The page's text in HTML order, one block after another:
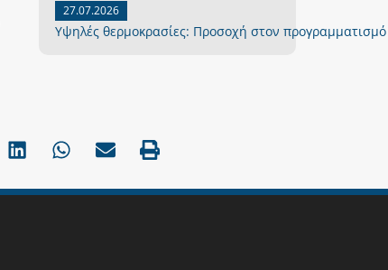
27.07.2026
Yψηλές θερμοκρασίες: Προσοχή στον